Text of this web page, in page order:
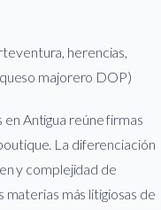
herencias,
majorero DOP)
Antigua reúne firmas
La diferenciación
y complejidad de
materias más litigiosas de